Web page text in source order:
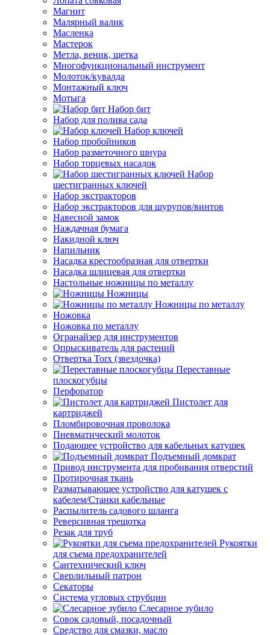
Магнит
Малярный валик
Масленка
Мастерок
Метла, веник, щетка
Многофункциональный инструмент
Молоток/кувалда
Монтажный ключ
Мотыга
Набор бит
Набор для полива сада
Набор ключей
Набор пробойников
Набор разметочного шнура
Набор торцевых насадок
Набор
шестигранных ключей
Набор экстракторов
Набор экстракторов для шурупов/винтов
Навесной замок
Наждачная бумага
Накидной ключ
Напильник
Насадка крестообразная для отвертки
Насадка шлицевая для отвертки
Настольные ножницы по металлу
Ножницы
Ножницы по металлу
Ножовка
Ножовка по металлу
Огранайзер для инструментов
Опрыскиватель для растений
Отвертка Torx (звездочка)
Переставные
плоскогубцы
Перфоратор
Пистолет для
картриджей
Пломбировочная проволока
Пневматический молоток
Подающее устройство для кабельных катушек
Подъемный домкрат
Привод инструмента для пробивания отверстий
Протирочная ткань
Разматывающее устройство для катушек с
кабелем/Станки кабельные
Распылитель садового шланга
Реверсивная трещотка
Резак для труб
Рукоятки
для съема предохранителей
Сантехнический ключ
Сверлильный патрон
Секаторы
Система угловых струбцин
Слесарное зубило
Совок садовый, посадочный
Средство для смазки, масло